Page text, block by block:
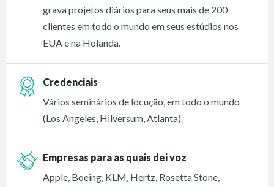
grava projetos diários para seus mais de 200
clientes em todo o mundo em seus estúdios nos
EUA e na Holanda.
Credenciais
Vários seminários de locução, em todo o mundo
(Los Angeles, Hilversum, Atlanta).
Empresas para as quais dei voz
Apple, Boeing, KLM, Hertz, Rosetta Stone,